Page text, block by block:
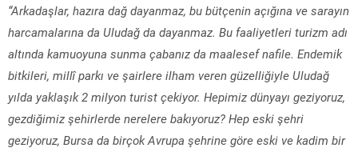
“Arkadaşlar, hazıra dağ dayanmaz, bu bütçenin açığına ve sarayın
harcamalarına da Uludağ da dayanmaz. Bu faaliyetleri turizm adı
altında kamuoyuna sunma çabanız da maalesef nafile. Endemik
bitkileri, millî parkı ve şairlere ilham veren güzelliğiyle Uludağ
yılda yaklaşık 2 milyon turist çekiyor. Hepimiz dünyayı geziyoruz,
gezdiğimiz şehirlerde nerelere bakıyoruz? Hep eski şehri
geziyoruz, Bursa da birçok Avrupa şehrine göre eski ve kadim bir